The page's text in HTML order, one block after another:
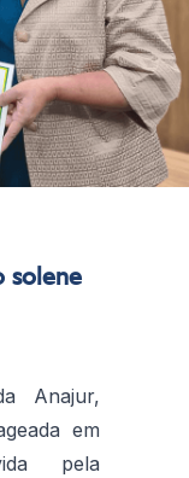
solene
Anajur,
em
pela